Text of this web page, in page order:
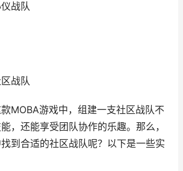
战队
战队
MOBA游戏中，组建一支社区战队不
，还能享受团队协作的乐趣。那么，
到合适的社区战队呢？以下是一些实